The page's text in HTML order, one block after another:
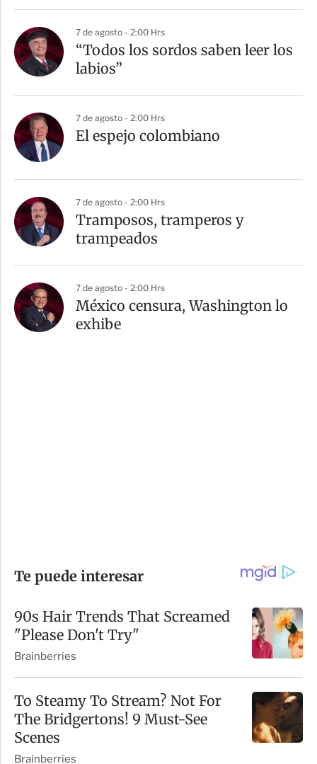
7 de agosto - 2:00 Hrs
“Todos los sordos saben leer los
labios”
7 de agosto - 2:00 Hrs
El espejo colombiano
7 de agosto - 2:00 Hrs
Tramposos, tramperos y
trampeados
7 de agosto - 2:00 Hrs
México censura, Washington lo
exhibe